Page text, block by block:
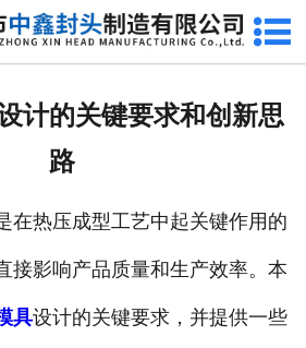
网站首页
生产现场
计的关键要求和创新思
路
在热压成型工艺中起关键作用的
接影响产品质量和生产效率。本
具设计的关键要求，并提供一些